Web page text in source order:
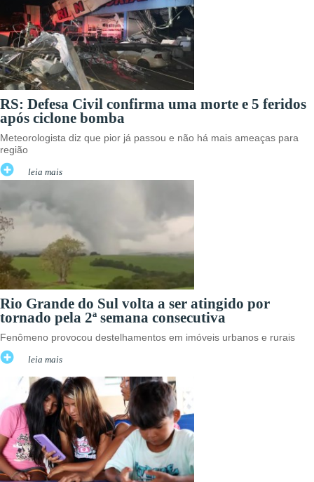
RS: Defesa Civil confirma uma morte e 5 feridos
após ciclone bomba
Meteorologista diz que pior já passou e não há mais ameaças para
região
leia mais
Rio Grande do Sul volta a ser atingido por
tornado pela 2ª semana consecutiva
Fenômeno provocou destelhamentos em imóveis urbanos e rurais
leia mais